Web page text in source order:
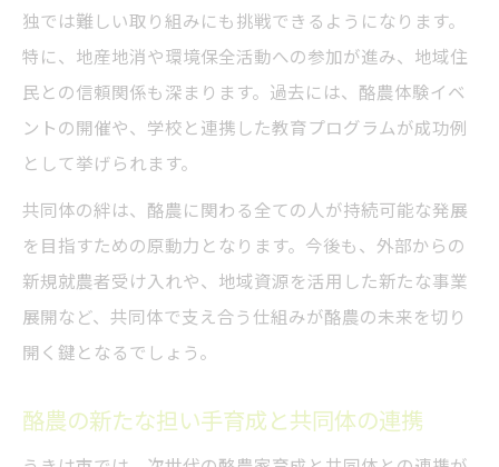
独では難しい取り組みにも挑戦できるようになります。
特に、地産地消や環境保全活動への参加が進み、地域住
民との信頼関係も深まります。過去には、酪農体験イベ
ントの開催や、学校と連携した教育プログラムが成功例
として挙げられます。
共同体の絆は、酪農に関わる全ての人が持続可能な発展
を目指すための原動力となります。今後も、外部からの
新規就農者受け入れや、地域資源を活用した新たな事業
展開など、共同体で支え合う仕組みが酪農の未来を切り
開く鍵となるでしょう。
酪農の新たな担い手育成と共同体の連携